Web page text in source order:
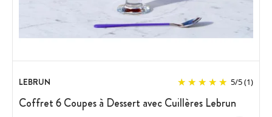
LEBRUN 5/5(1)
Coffret 6 Coupes à Dessert avec Cuillères Lebrun